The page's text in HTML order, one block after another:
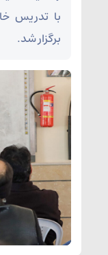
با تدریس
برگزار شد.